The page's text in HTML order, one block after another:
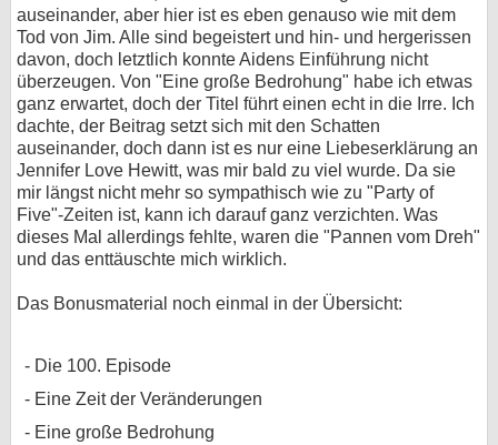
auseinander, aber hier ist es eben genauso wie mit dem
Tod von Jim. Alle sind begeistert und hin- und hergerissen
davon, doch letztlich konnte Aidens Einführung nicht
überzeugen. Von "Eine große Bedrohung" habe ich etwas
ganz erwartet, doch der Titel führt einen echt in die Irre. Ich
dachte, der Beitrag setzt sich mit den Schatten
auseinander, doch dann ist es nur eine Liebeserklärung an
Jennifer Love Hewitt, was mir bald zu viel wurde. Da sie
mir längst nicht mehr so sympathisch wie zu "Party of
Five"-Zeiten ist, kann ich darauf ganz verzichten. Was
dieses Mal allerdings fehlte, waren die "Pannen vom Dreh"
und das enttäuschte mich wirklich.
Das Bonusmaterial noch einmal in der Übersicht:
Die 100. Episode
Eine Zeit der Veränderungen
Eine große Bedrohung